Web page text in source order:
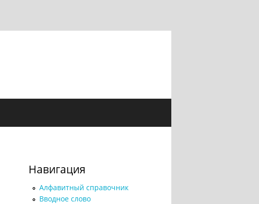
Навигация
Алфавитный справочник
Вводное слово